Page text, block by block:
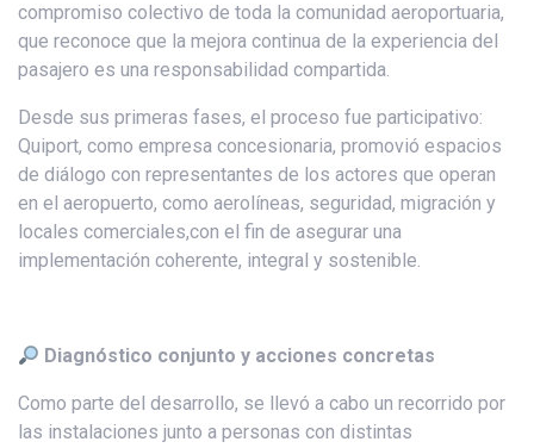
compromiso colectivo de toda la comunidad aeroportuaria,
que reconoce que la mejora continua de la experiencia del
pasajero es una responsabilidad compartida.
Desde sus primeras fases, el proceso fue participativo:
Quiport, como empresa concesionaria, promovió espacios
de diálogo con representantes de los actores que operan
en el aeropuerto, como aerolíneas, seguridad, migración y
locales comerciales,con el fin de asegurar una
implementación coherente, integral y sostenible.
Diagnóstico conjunto y acciones concretas
Como parte del desarrollo, se llevó a cabo un recorrido por
las instalaciones junto a personas con distintas